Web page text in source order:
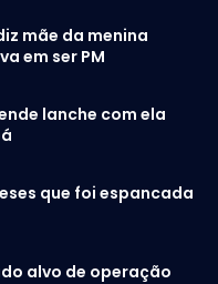
mãe da menina
em ser PM
lanche com ela
que foi espancada
alvo de operação